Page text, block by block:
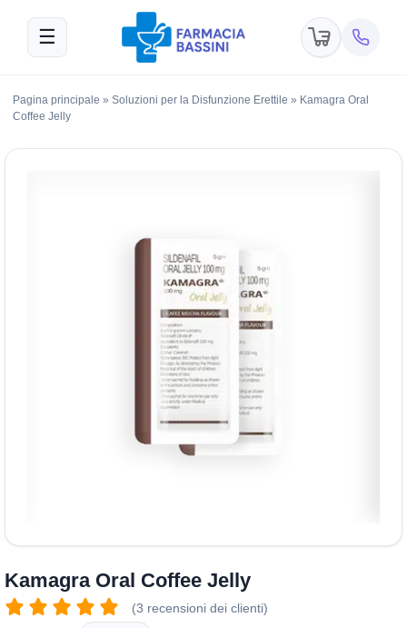
☰
Pagina principale » Soluzioni per la Disfunzione Erettile » Kamagra Oral
Coffee Jelly
Kamagra Oral Coffee Jelly
(3 recensioni dei clienti)